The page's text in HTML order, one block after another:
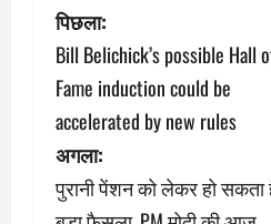
पो
स्ट
ने
वि
गे
पिछला:
Bill Belichick’s possible Hall
Fame induction could be
accelerated by new rules
अगला:
पुरानी पेंशन को लेकर हो सकता